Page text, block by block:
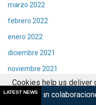
marzo 2022
febrero 2022
enero 2022
diciembre 2021
noviembre 2021
octubre 2021
LATEST NEWS y actividades
Cookies help us deliver
services, you agree to